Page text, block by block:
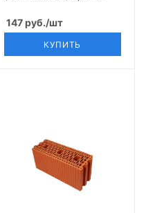
147руб./шт
КУПИТЬ